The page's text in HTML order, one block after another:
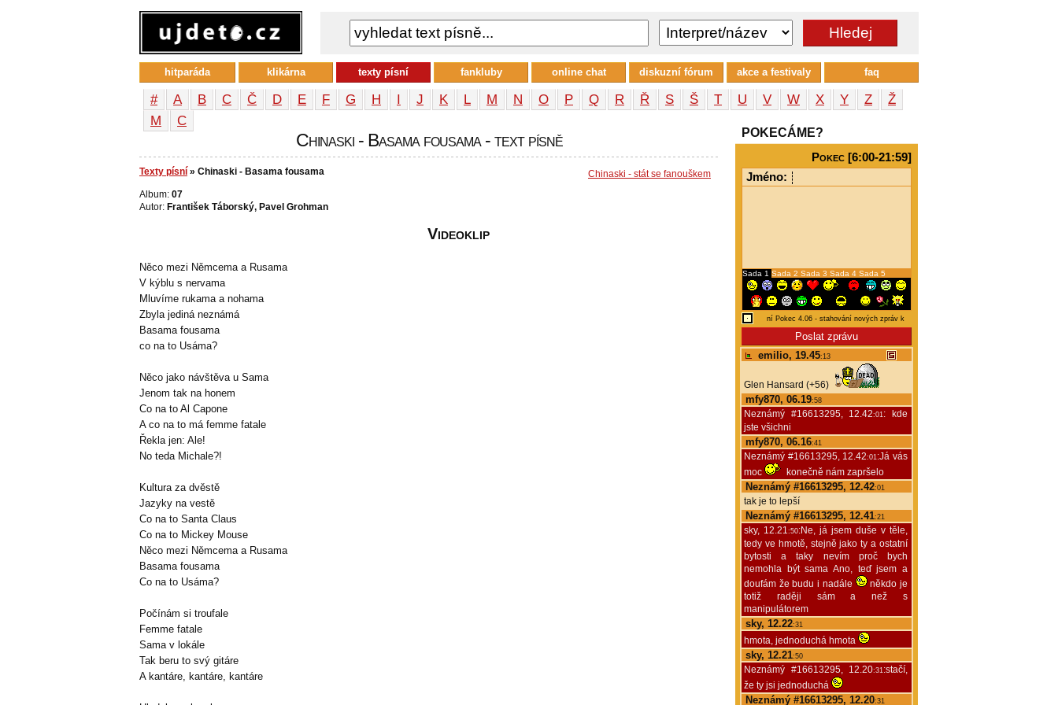
# A B C Č D E F G H I J K L M N O P Q R Ř S Š T U V W X Y Z
Ž
М
С
Chinaski - Basama fousama - text písně
Texty písní » Chinaski - Basama fousama
Chinaski - stát se fanouškem
Album: 07
Autor: František Táborský, Pavel Grohman
Něco mezi Němcema a Rusama
V kýblu s nervama
Mluvíme rukama a nohama
Zbyla jediná neznámá
Basama fousama
co na to Usáma?
Něco jako návštěva u Sama
Jenom tak na honem
Co na to Al Capone
A co na to má femme fatale
Řekla jen: Ale!
No teda Michale?!
Kultura za dvěstě
Jazyky na vestě
Co na to Santa Claus
Co na to Mickey Mouse
Něco mezi Němcema a Rusama
Basama fousama
Co na to Usáma?
Počínám si troufale
Femme fatale
Sama v lokále
Tak beru to svý gitáre
A kantáre, kantáre, kantáre
Videoklip
POKECÁME?
Pokec [6:00-21:59]
Jméno:
Sada 1 Sada 2 Sada 3 Sada 4 Sada 5
emilio, 19.45:13
Glen Hansard (+56)
mfy870, 06.19:58
Neznámý #16613295, 12.42:01: kde
jste všichni
mfy870, 06.16:41
Neznámý #16613295, 12.42:01:Já vás
moc
konečně nám zapršelo
Neznámý #16613295, 12.42:01
tak je to lepší
Neznámý #16613295, 12.41:21
sky, 12.21:50:Ne, já jsem duše v těle,
tedy ve hmotě, stejně jako ty a ostatní
bytosti a taky nevím proč bych
nemohla být sama Ano, teď jsem a
doufám že budu i nadále
někdo je
totiž raději sám a než s
manipulátorem
sky, 12.22:31
hmota, jednoduchá hmota
sky, 12.21:50
Neznámý #16613295, 12.20:31:stačí,
že ty jsi jednoduchá
Neznámý #16613295, 12.20:31
hitparáda klikárna texty písní fankluby online chat diskuzní fórum akce a festivaly faq